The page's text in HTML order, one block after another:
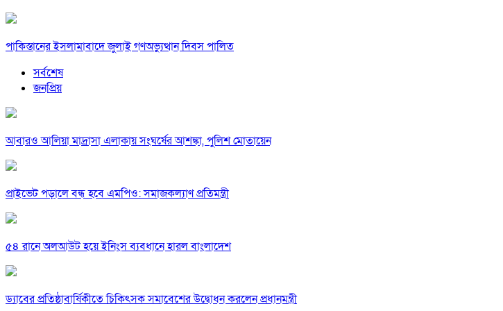
পাকিস্তানের ইসলামাবাদে জুলাই গণঅভ্যুত্থান দিবস পালিত
সর্বশেষ
জনপ্রিয়
আবারও আলিয়া মাদ্রাসা এলাকায় সংঘর্ষের আশঙ্কা, পুলিশ মোতায়েন
প্রাইভেট পড়ালে বন্ধ হবে এমপিও: সমাজকল্যাণ প্রতিমন্ত্রী
৫৪ রানে অলআউট হয়ে ইনিংস ব্যবধানে হারল বাংলাদেশ
ড্যাবের প্রতিষ্ঠাবার্ষিকীতে চিকিৎসক সমাবেশের উদ্বোধন করলেন প্রধানমন্ত্রী